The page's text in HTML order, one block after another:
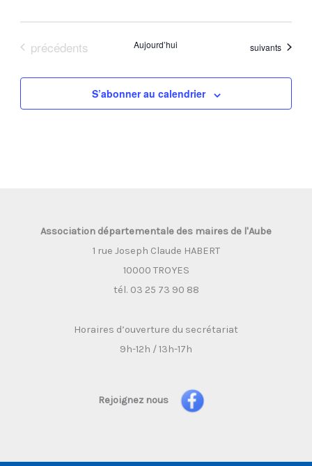
Évènements
précédents Aujourd’hui Évènements
suivants
S’abonner au calendrier
Association départementale des maires de l'Aube
1 rue Joseph Claude HABERT
10000 TROYES
tél. 03 25 73 90 88
Horaires d’ouverture du secrétariat
9h-12h / 13h-17h
Rejoignez nous